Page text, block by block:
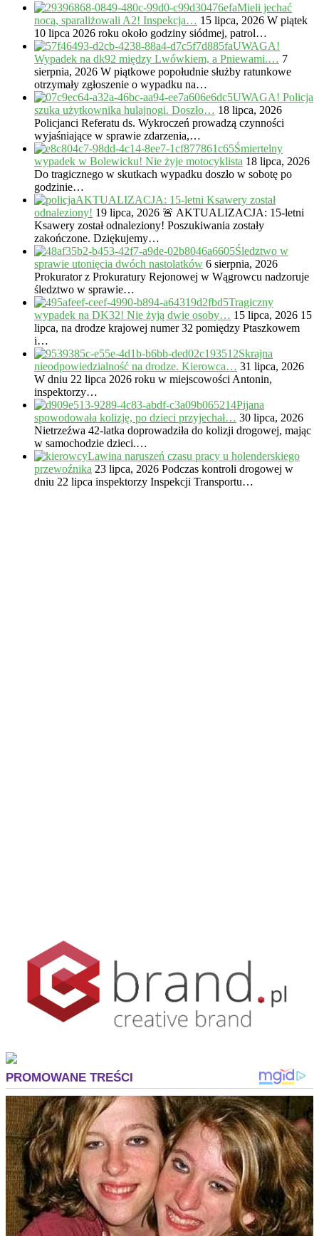
Mieli jechać
nocą, sparaliżowali A2! Inspekcja… 15 lipca, 2026 W piątek
10 lipca 2026 roku około godziny siódmej, patrol…
UWAGA!
Wypadek na dk92 między Lwówkiem, a Pniewami.… 7
sierpnia, 2026 W piątkowe popołudnie służby ratunkowe
otrzymały zgłoszenie o wypadku na…
UWAGA! Policja
szuka użytkownika hulajnogi. Doszło… 18 lipca, 2026
Policjanci Referatu ds. Wykroczeń prowadzą czynności
wyjaśniające w sprawie zdarzenia,…
Śmiertelny
wypadek w Bolewicku! Nie żyje motocyklista 18 lipca, 2026
Do tragicznego w skutkach wypadku doszło w sobotę po
godzinie…
AKTUALIZACJA: 15-letni Ksawery został
odnaleziony! 19 lipca, 2026 🚨 AKTUALIZACJA: 15-letni
Ksawery został odnaleziony! Poszukiwania zostały
zakończone. Dziękujemy…
Śledztwo w
sprawie utonięcia dwóch nastolatków 6 sierpnia, 2026
Prokurator z Prokuratury Rejonowej w Wągrowcu nadzoruje
śledztwo w sprawie…
Tragiczny
wypadek na DK32! Nie żyją dwie osoby… 15 lipca, 2026 15
lipca, na drodze krajowej numer 32 pomiędzy Ptaszkowem
i…
Skrajna
nieodpowiedzialność na drodze. Kierowca… 31 lipca, 2026
W dniu 22 lipca 2026 roku w miejscowości Antonin,
inspektorzy…
Pijana
spowodowała kolizję, po dzieci przyjechał… 30 lipca, 2026
Nietrzeźwa 42-latka doprowadziła do kolizji drogowej, mając
w samochodzie dzieci.…
Lawina naruszeń czasu pracy u holenderskiego
przewoźnika 23 lipca, 2026 Podczas kontroli drogowej w
dniu 22 lipca inspektorzy Inspekcji Transportu…